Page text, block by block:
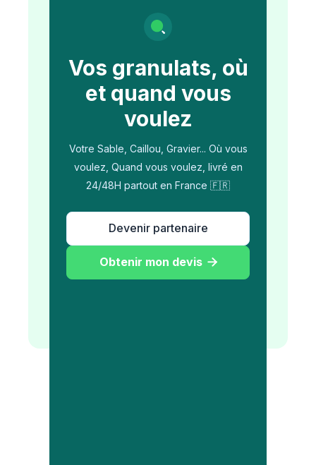
Vos granulats, où
et quand vous
voulez
Votre Sable, Caillou, Gravier... Où vous
voulez, Quand vous voulez, livré en
24/48H partout en France 🇫🇷
Devenir partenaire
Obtenir mon devis 